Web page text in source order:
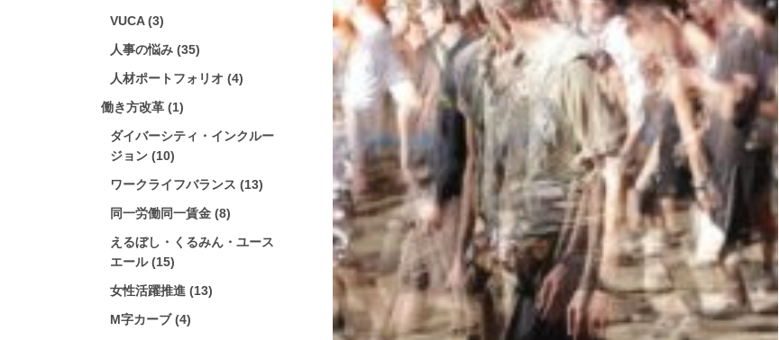
VUCA (3)
人事の悩み (35)
人材ポートフォリオ (4)
働き方改革 (1)
ダイバーシティ・インクルー
ジョン (10)
ワークライフバランス (13)
同一労働同一賃金 (8)
えるぼし・くるみん・ユース
エール (15)
女性活躍推進 (13)
M字カーブ (4)